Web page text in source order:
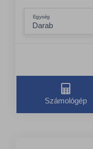
Egység
Számológép